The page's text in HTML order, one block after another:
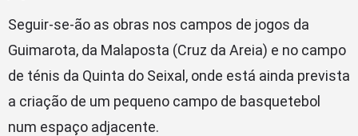
Seguir-se-ão as obras nos campos de jogos da
Guimarota, da Malaposta (Cruz da Areia) e no campo
de ténis da Quinta do Seixal, onde está ainda prevista
a criação de um pequeno campo de basquetebol
num espaço adjacente.